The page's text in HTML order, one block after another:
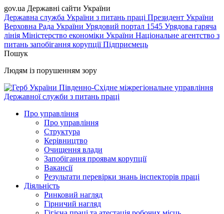
gov.ua Державні сайти України
Державна служба України з питань праці Президент України
Верховна Рада України Урядовий портал 1545 Урядова гаряча
лінія Міністерство економіки України Національне агентство з
питань запобігання корупціїПідприємець
Пошук
Людям із порушенням зору
Південно-Східне міжрегіональне управління
Державної служби з питань праці
Про управління
Про управління
Структура
Керівництво
Очищення влади
Запобігання проявам корупції
Вакансії
Результати перевірки знань інспекторів праці
Діяльність
Ринковий нагляд
Гірничий нагляд